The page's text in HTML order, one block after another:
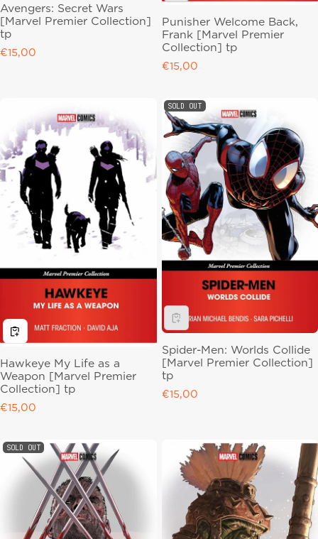
Avengers: Secret Wars
[Marvel Premier Collection]
tp
Regular price
€15,00
Punisher Welcome Back,
Frank [Marvel Premier
Collection] tp
Regular price
€15,00
Hawkeye My Life as a
Weapon [Marvel Premier
Collection] tp
Regular price
€15,00
SOLD OUT
Spider-Men: Worlds Collide
[Marvel Premier Collection]
tp
Regular price
€15,00
SOLD OUT